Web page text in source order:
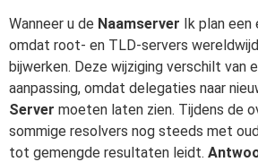
Wanneer u de Naamserver Ik plan
omdat root- en TLD-servers
bijwerken. Deze wijziging verschilt van
aanpassing, omdat delegaties naar
Server moeten laten zien. Tijdens de
sommige resolvers nog steeds met
tot gemengde resultaten leidt.